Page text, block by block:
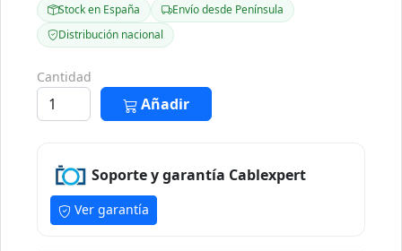
Stock en España
Envío desde Península
Distribución nacional
Cantidad
Añadir
Soporte y garantía Cablexpert
Ver garantía